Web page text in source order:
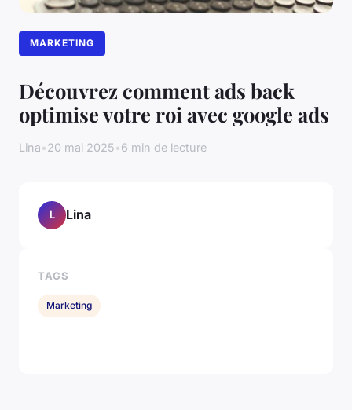
MARKETING
Découvrez comment ads back
optimise votre roi avec google ads
Lina•20 mai 2025•6 min de lecture
L Lina
TAGS
Marketing